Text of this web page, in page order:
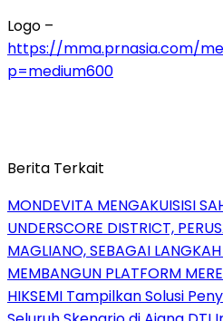
Logo –
https://mma.prnasia.com/
p=medium600
Berita Terkait
MONDEVITA MENGAKUISISI
UNDERSCORE DISTRICT,
MAGLIANO, SEBAGAI
MEMBANGUN PLATFORM
HIKSEMI Tampilkan Solusi